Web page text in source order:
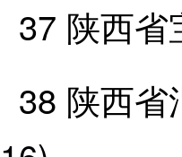
陕西省
陕西省渭